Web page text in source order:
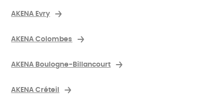
AKENA Evry
AKENA Colombes
AKENA Boulogne-Billancourt
AKENA Créteil